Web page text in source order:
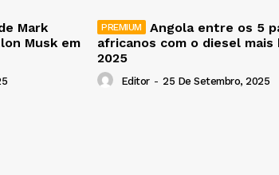
Mark
Musk em
Angola entre os 5
africanos com o diesel mais
2025
Editor - 25 De Setembro, 2025